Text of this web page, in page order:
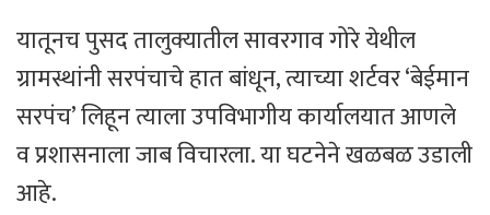
यातूनच पुसद तालुक्यातील सावरगाव गोरे येथील
ग्रामस्थांनी सरपंचाचे हात बांधून, त्याच्या शर्टवर ‘बेईमान
सरपंच’ लिहून त्याला उपविभागीय कार्यालयात आणले
व प्रशासनाला जाब विचारला. या घटनेने खळबळ उडाली
आहे.